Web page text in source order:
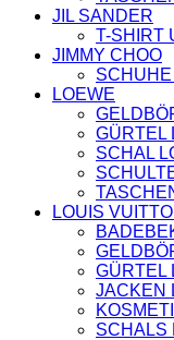
JIL SANDER
T-SHIRT
JIMMY CHOO
LOEWE
GÜRTEL
SCHAL
LOUIS
GÜRTEL
JACKEN
SCHALS